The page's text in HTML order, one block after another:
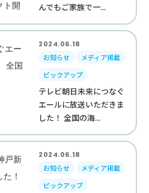
んでもご家族で一...
2024.06.18
お知らせ
メディア掲載
ピックアップ
テレビ朝日未来につなぐ
エールに放送いただきま
した！ 全国の海...
2024.06.18
お知らせ
メディア掲載
ピックアップ